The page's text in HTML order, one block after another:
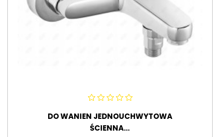
DO WANIEN JEDNOUCHWYTOWA
ŚCIENNA...